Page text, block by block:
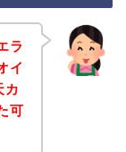
ラ
イ
カ
可